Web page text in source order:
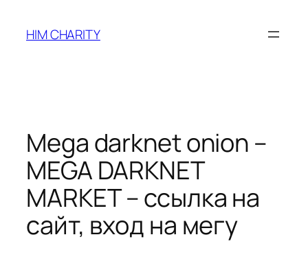
HIM CHARITY
Mega darknet onion –
MEGA DARKNET
MARKET – ссылка на
сайт, вход на мегу